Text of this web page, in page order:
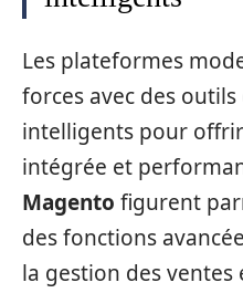
Les plateformes
forces avec des
intelligents pour
intégrée et
Magento figurent
des fonctions
la gestion des